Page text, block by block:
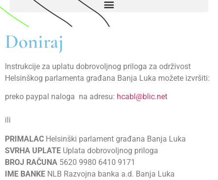
Doniraj
Instrukcije za uplatu dobrovoljnog priloga za održivost
Helsinškog parlamenta građana Banja Luka možete izvršiti:
preko paypal naloga na adresu: hcabl@blic.net
ili
PRIMALAC Helsinški parlament građana Banja Luka
SVRHA UPLATE Uplata dobrovoljnog priloga
BROJ RAČUNA 5620 9980 6410 9171
IME BANKE NLB Razvojna banka a.d. Banja Luka